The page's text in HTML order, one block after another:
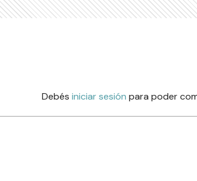
Debés iniciar sesión para poder